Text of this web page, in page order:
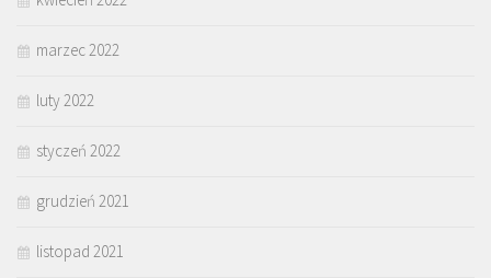
marzec 2022
luty 2022
styczeń 2022
grudzień 2021
listopad 2021